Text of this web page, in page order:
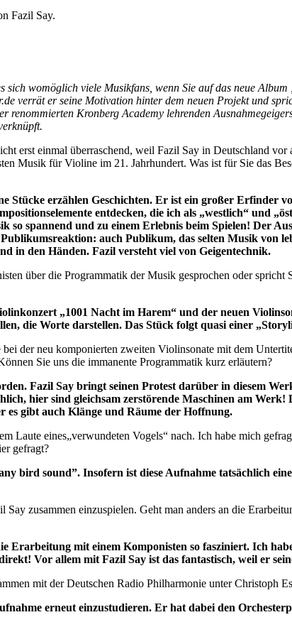
Fazil Say.
womöglich viele Musikfans, wenn Sie auf das neue
verrät er seine Motivation hinter dem neuen Projekt und
Kronberg Academy lehrenden
erst einmal überraschend, weil Fazil Say in Deutschland vor
Musik für Violine im 21. Jahrhundert. Was ist für Sie das
Stücke erzählen Geschichten. Er ist ein großer Erfinder
entdecken, die ich als „westlich“ und
so spannend und zu einem Erlebnis beim Spielen! Der
auch Publikum, das selten Musik von
in den Händen. Fazil versteht viel von Geigentechnik.
über die Programmatik der Musik gesprochen oder spricht
„1001 Nacht im Harem“ und der neuen
die Worte darstellen. Das Stück folgt quasi einer
der neu komponierten zweiten Violinsonate mit dem
Sie uns die immanente Programmatik kurz erläutern?
Fazil Say bringt seinen Protest darüber in diesem
hier sind gleichsam zerstörende Maschinen am Werk!
es gibt auch Klänge und Räume der Hoffnung.
Laute eines„verwundeten Vogels“ nach. Ich habe mich
gefragt?
bird sound”. Insofern ist diese Aufnahme tatsächlich
zusammen einzuspielen. Geht man anders an die
mit einem Komponisten so fasziniert. Ich
Vor allem mit Fazil Say ist das fantastisch, weil er
mit der Deutschen Radio Philharmonie unter Christoph
erneut einzustudieren. Er hat dabei den